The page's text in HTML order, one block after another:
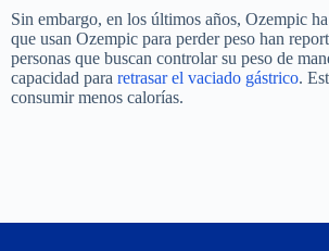
Sin embargo, en los últimos años, Ozempic
que usan Ozempic para perder peso han
personas que buscan controlar su peso de
capacidad para retrasar el vaciado gástrico.
consumir menos calorías.